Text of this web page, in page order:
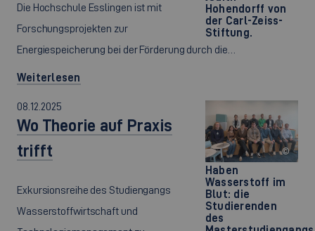
Hohendorff von
der Carl-Zeiss-
Stiftung.
Die Hochschule Esslingen ist mit
Forschungsprojekten zur
Energiespeicherung bei der Förderung durch die…
Weiterlesen
Haben
Wasserstoff im
Blut: die
Studierenden
des
©
08.12.2025
Wo Theorie auf Praxis
trifft
Exkursionsreihe des Studiengangs
Wasserstoffwirtschaft und